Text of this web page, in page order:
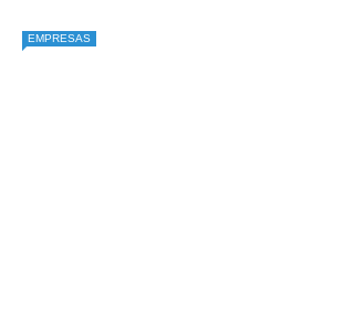
EMPRESAS